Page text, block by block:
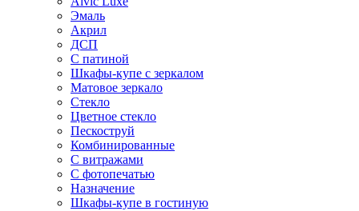
Эмаль
Акрил
ДСП
С патиной
Шкафы-купе с зеркалом
Матовое зеркало
Стекло
Цветное стекло
Пескоструй
Комбинированные
С витражами
С фотопечатью
Назначение
Шкафы-купе в гостиную